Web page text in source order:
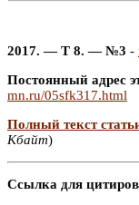
2017. — Т 8. — №3 -
Постоянный адрес
mn.ru/05sfk317.html
Полный текст
Кбайт)
Ссылка для